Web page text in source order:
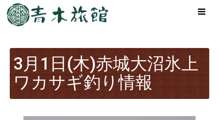
3月1日(木)赤城大沼氷上
ワカサギ釣り情報